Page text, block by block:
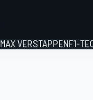
MAX VERSTAPPENF1-